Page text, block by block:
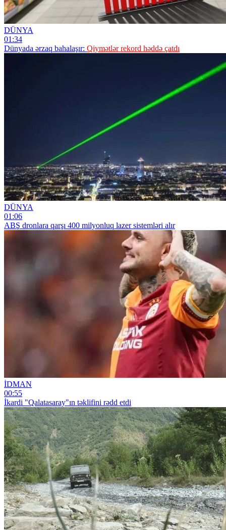
DÜNYA
01:34
Dünyada ərzaq bahalaşır: Qiymətlər rekord həddə çatdı
DÜNYA
01:06
ABŞ dronlara qarşı 400 milyonluq lazer sistemləri alır
İDMAN
00:55
İkardi "Qalatasaray"ın təklifini rədd etdi